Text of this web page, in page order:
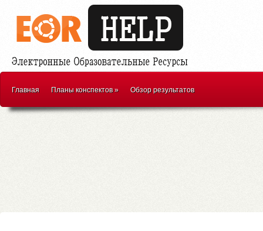
Главная Планы конспектов» Обзор результатов